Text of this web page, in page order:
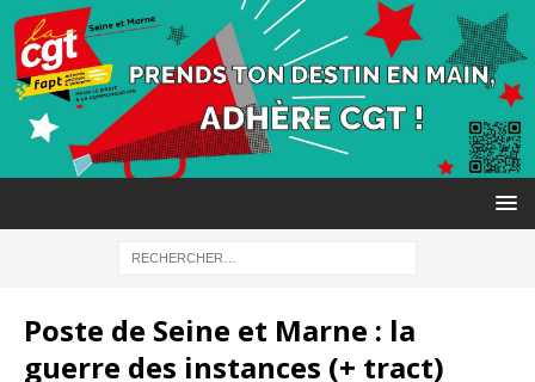
Poste de Seine et Marne : la
guerre des instances (+ tract)